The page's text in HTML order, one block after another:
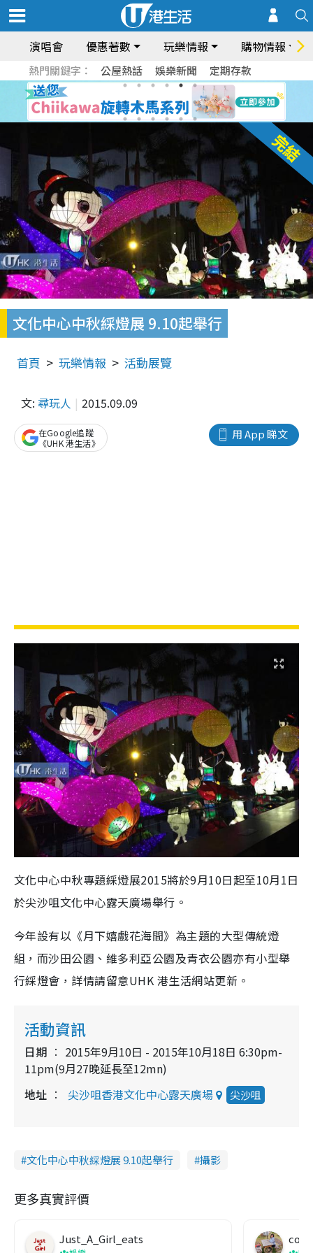
演唱會 優惠著數 玩樂情報 購物情報
熱門關鍵字： 公屋熱話 娛樂新聞 定期存款
文化中心中秋綵燈展 9.10起舉行
首頁 玩樂情報 活動展覽
文: 尋玩人 2015.09.09
用 App 睇文
在Google追蹤
《UHK 港生活》
文化中心中秋專題綵燈展2015將於9月10日起至10月1日
於尖沙咀文化中心露天廣場舉行。
今年設有以《月下嬉戲花海間》為主題的大型傳統燈
組，而沙田公園、維多利亞公園及青衣公園亦有小型舉
行綵燈會，詳情請留意UHK 港生活網站更新。
活動資訊
日期
2015年9月10日 - 2015年10月18日 6:30pm-
11pm(9月27晚延長至12mn)
地址
尖沙咀香港文化中心露天廣場 尖沙咀
文化中心中秋綵燈展 9.10起舉行 攝影
更多真實評價
Just_A_Girl_eats co